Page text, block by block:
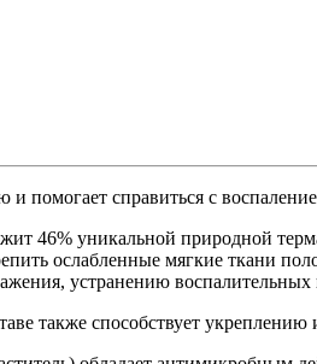
и помогает справиться с
46% уникальной природной
ослабленные мягкие ткани
устранению
также способствует